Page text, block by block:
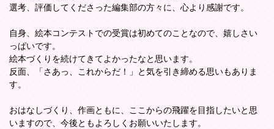
選考、評価してくださった編集部の方々に、心より感謝です。
自身、絵本コンテストでの受賞は初めてのことなので、嬉しさい
っぱいです。
絵本づくりを続けてきてよかったなと思います。
反面、「さあっ、これからだ！」と気を引き締める思いもありま
す。
おはなしづくり、作画ともに、ここからの飛躍を目指したいと思
いますので、今後ともよろしくお願いいたします。